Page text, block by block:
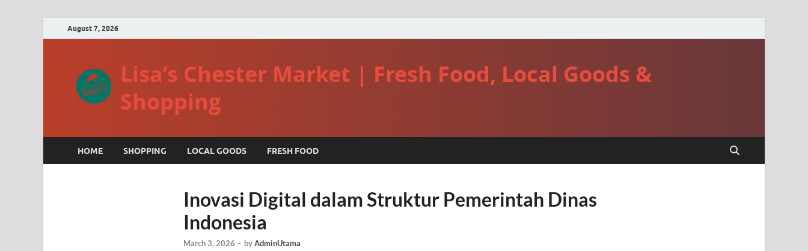
August 7, 2026
Lisa’s Chester Market | Fresh Food, Local Goods &
Shopping
HOME SHOPPING LOCAL GOODS FRESH FOOD
Inovasi Digital dalam Struktur Pemerintah Dinas
Indonesia
March 3, 2026 - byAdminUtama